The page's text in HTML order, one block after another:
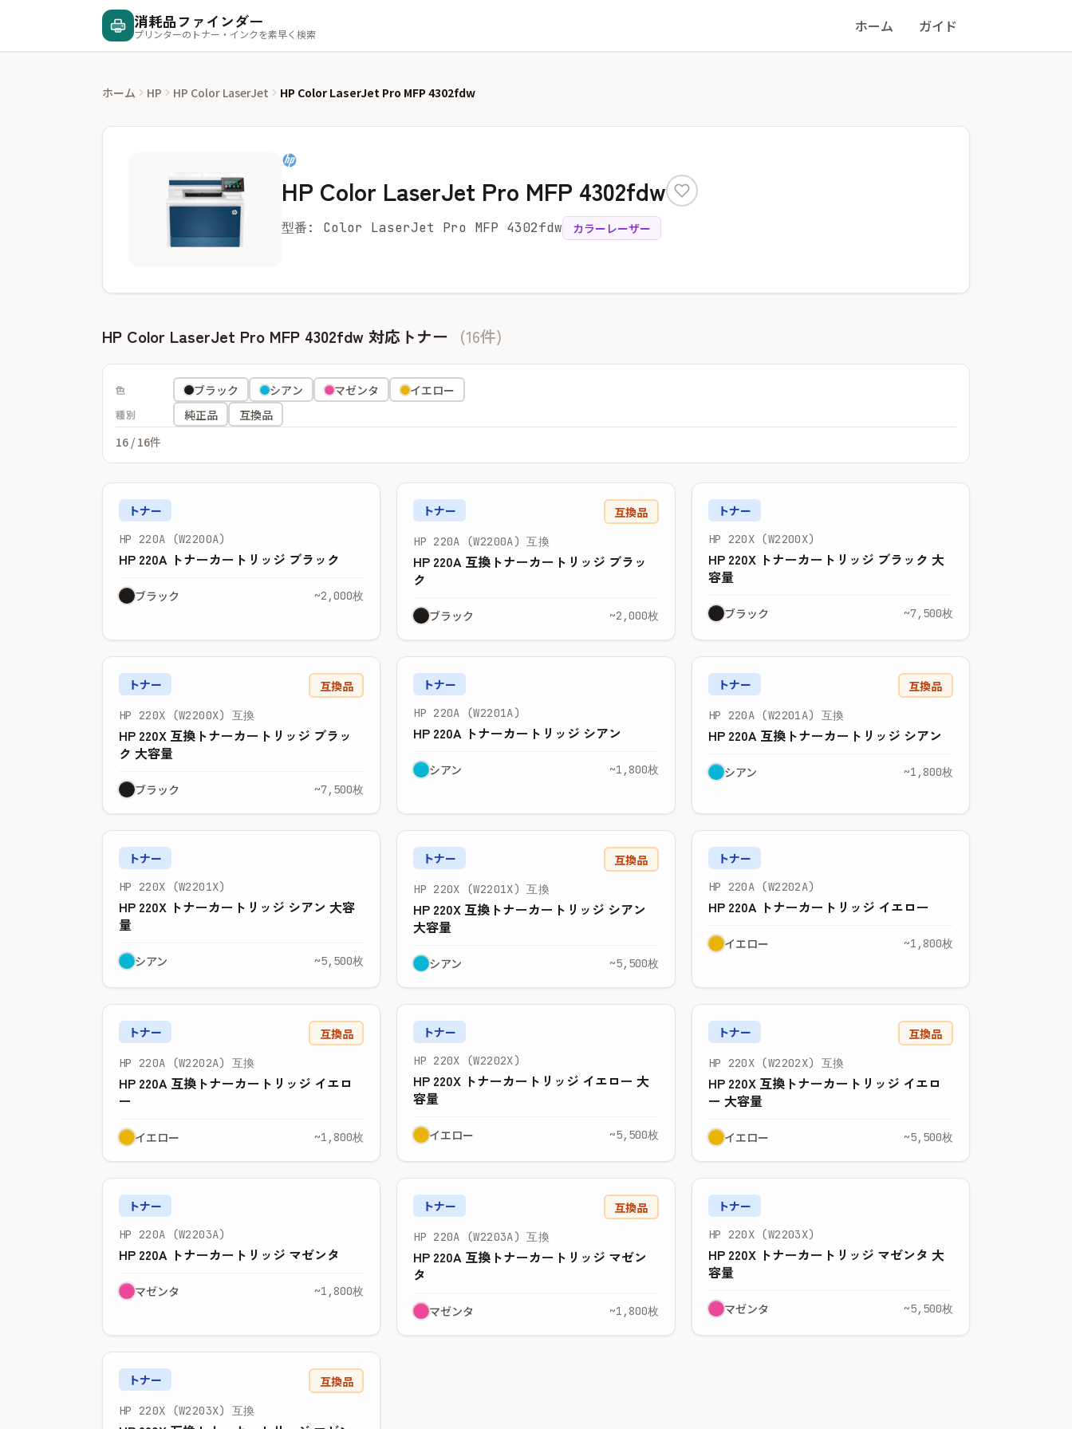
消耗品ファインダー
プリンターのトナー・インクを素早く検索 ホーム ガイド
ホーム HP HP Color LaserJet HP Color LaserJet Pro MFP 4302fdw
HP Color LaserJet Pro MFP 4302fdw
型番: Color LaserJet Pro MFP 4302fdw カラーレーザー
HP Color LaserJet Pro MFP 4302fdw 対応トナー (16件)
色 ブラック シアン マゼンタ イエロー
種別 純正品
互換品
16 / 16件
トナー
HP 220A (W2200A)
HP 220A トナーカートリッジ ブラック
ブラック ~2,000枚
トナー 互換品
HP 220A (W2200A) 互換
HP 220A 互換トナーカートリッジ ブラッ
ク
ブラック ~2,000枚
トナー
HP 220X (W2200X)
HP 220X トナーカートリッジ ブラック 大
容量
ブラック ~7,500枚
トナー 互換品
HP 220X (W2200X) 互換
HP 220X 互換トナーカートリッジ ブラッ
ク 大容量
ブラック ~7,500枚
トナー
HP 220A (W2201A)
HP 220A トナーカートリッジ シアン
シアン ~1,800枚
トナー 互換品
HP 220A (W2201A) 互換
HP 220A 互換トナーカートリッジ シアン
シアン ~1,800枚
トナー
HP 220X (W2201X)
HP 220X トナーカートリッジ シアン 大容
量
シアン ~5,500枚
トナー 互換品
HP 220X (W2201X) 互換
HP 220X 互換トナーカートリッジ シアン
大容量
シアン ~5,500枚
トナー
HP 220A (W2202A)
HP 220A トナーカートリッジ イエロー
イエロー ~1,800枚
トナー 互換品
HP 220A (W2202A) 互換
HP 220A 互換トナーカートリッジ イエロ
ー
イエロー ~1,800枚
トナー
HP 220X (W2202X)
HP 220X トナーカートリッジ イエロー 大
容量
イエロー ~5,500枚
トナー 互換品
HP 220X (W2202X) 互換
HP 220X 互換トナーカートリッジ イエロ
ー 大容量
イエロー ~5,500枚
トナー
HP 220A (W2203A)
HP 220A トナーカートリッジ マゼンタ
マゼンタ ~1,800枚
トナー 互換品
HP 220A (W2203A) 互換
HP 220A 互換トナーカートリッジ マゼン
タ
マゼンタ ~1,800枚
トナー
HP 220X (W2203X)
HP 220X トナーカートリッジ マゼンタ 大
容量
マゼンタ ~5,500枚
トナー 互換品
HP 220X (W2203X) 互換